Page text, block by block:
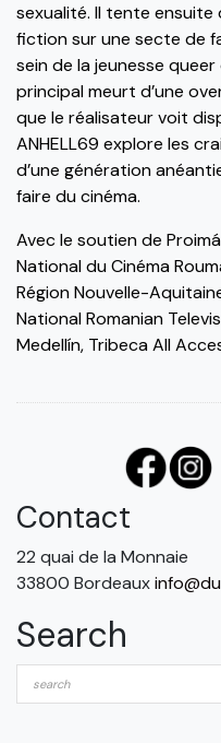
sexualité. Il tente ensuite
fiction sur une secte de
sein de la jeunesse queer
principal meurt d’une
que le réalisateur voit
ANHELL69 explore les
d’une génération
faire du cinéma.
Avec le soutiende
National du Cinéma
Région Nouvelle-
National Romanian
Medellín, Tribeca All
Contact
22 quai de la Monnaie
33800 Bordeaux
Search